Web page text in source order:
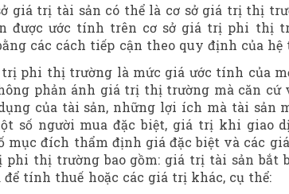
giá trị tài sản có thể là cơ sở giá trị thị
được ước tính trên cơ sở giá trị phi thị
các cách tiếp cận theo quy định của
trị phi thị trường là mức giá ước tính của
phản ánh giá trị thị trường mà căn
của tài sản, những lợi ích mà tài sản
số người mua đặc biệt, giá trị khi giao
mục đích thẩm định giá đặc biệt và các
phi thị trường bao gồm: giá trị tài sản bắt
tính thuế hoặc các giá trị khác, cụ thể: